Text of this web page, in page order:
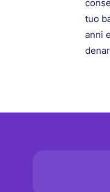
tuo
anni